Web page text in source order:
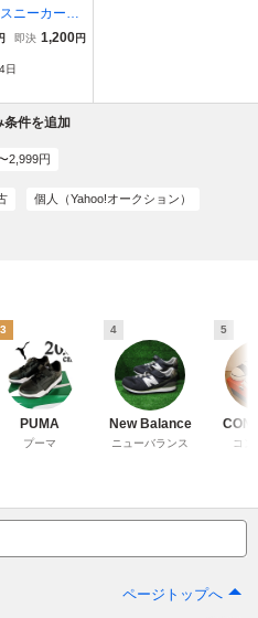
ニーカー・
ブラウン
即決 1,200円
4日
条件を追加
2,999円
個人（Yahoo!オークション）
3
PUMA
プーマ
4
New Balance
ニューバランス
5
コン
ページトップへ